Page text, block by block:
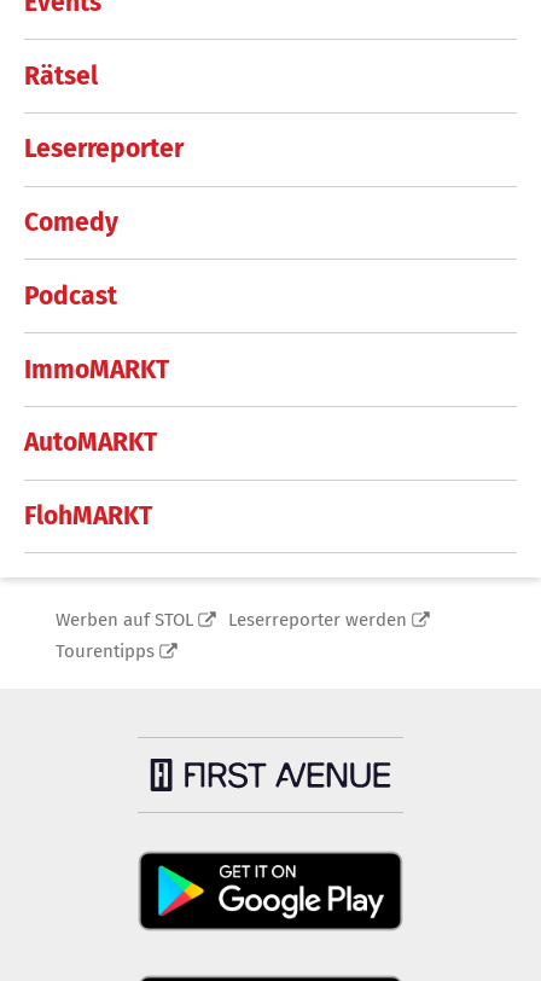
Rätsel
Leserreporter
Comedy
Podcast
ImmoMARKT
AutoMARKT
FlohMARKT
Werben auf STOL
Leserreporter werden
Tourentipps